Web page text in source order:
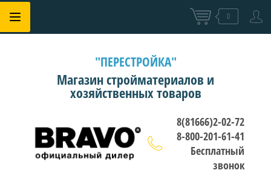
0
"ПЕРЕСТРОЙКА"
Магазин стройматериалов и
хозяйственных товаров
8(81666)2-02-72
8-800-201-61-41
Бесплатный
звонок